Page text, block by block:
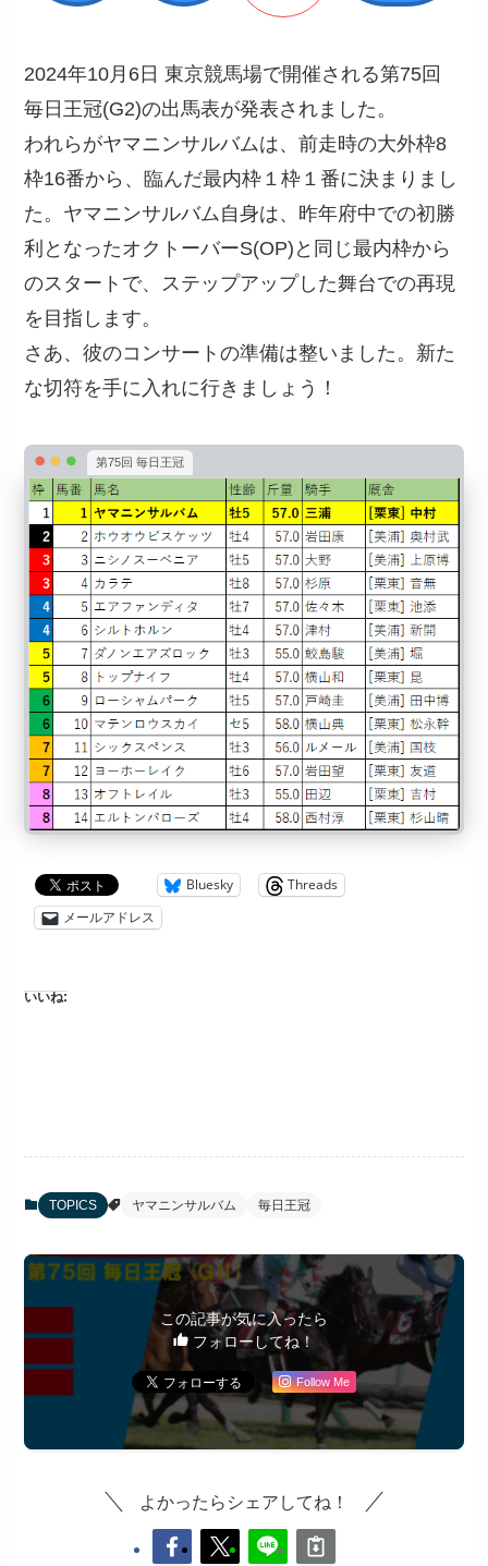
2024年10月6日 東京競馬場で開催される第75回
毎日王冠(G2)の出馬表が発表されました。
われらがヤマニンサルバムは、前走時の大外枠8
枠16番から、臨んだ最内枠１枠１番に決まりまし
た。ヤマニンサルバム自身は、昨年府中での初勝
利となったオクトーバーS(OP)と同じ最内枠から
のスタートで、ステップアップした舞台での再現
を目指します。
さあ、彼のコンサートの準備は整いました。新た
な切符を手に入れに行きましょう！
第75回 毎日王冠
Bluesky
Threads
メールアドレス
いいね:
TOPICS ヤマニンサルバム 毎日王冠
この記事が気に入ったら
フォローしてね！
Follow Me
よかったらシェアしてね！